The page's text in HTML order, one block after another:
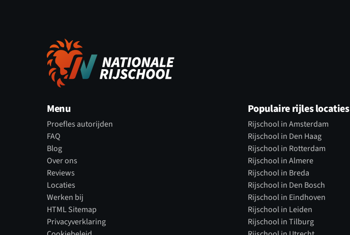
Menu
Proefles autorijden
FAQ
Blog
Over ons
Reviews
Locaties
Werken bij
HTML Sitemap
Privacyverklaring
Populaire rijles locaties
Rijschool in Amsterdam
Rijschool in Den Haag
Rijschool in Rotterdam
Rijschool in Almere
Rijschool in Breda
Rijschool in Den Bosch
Rijschool in Eindhoven
Rijschool in Leiden
Rijschool in Tilburg